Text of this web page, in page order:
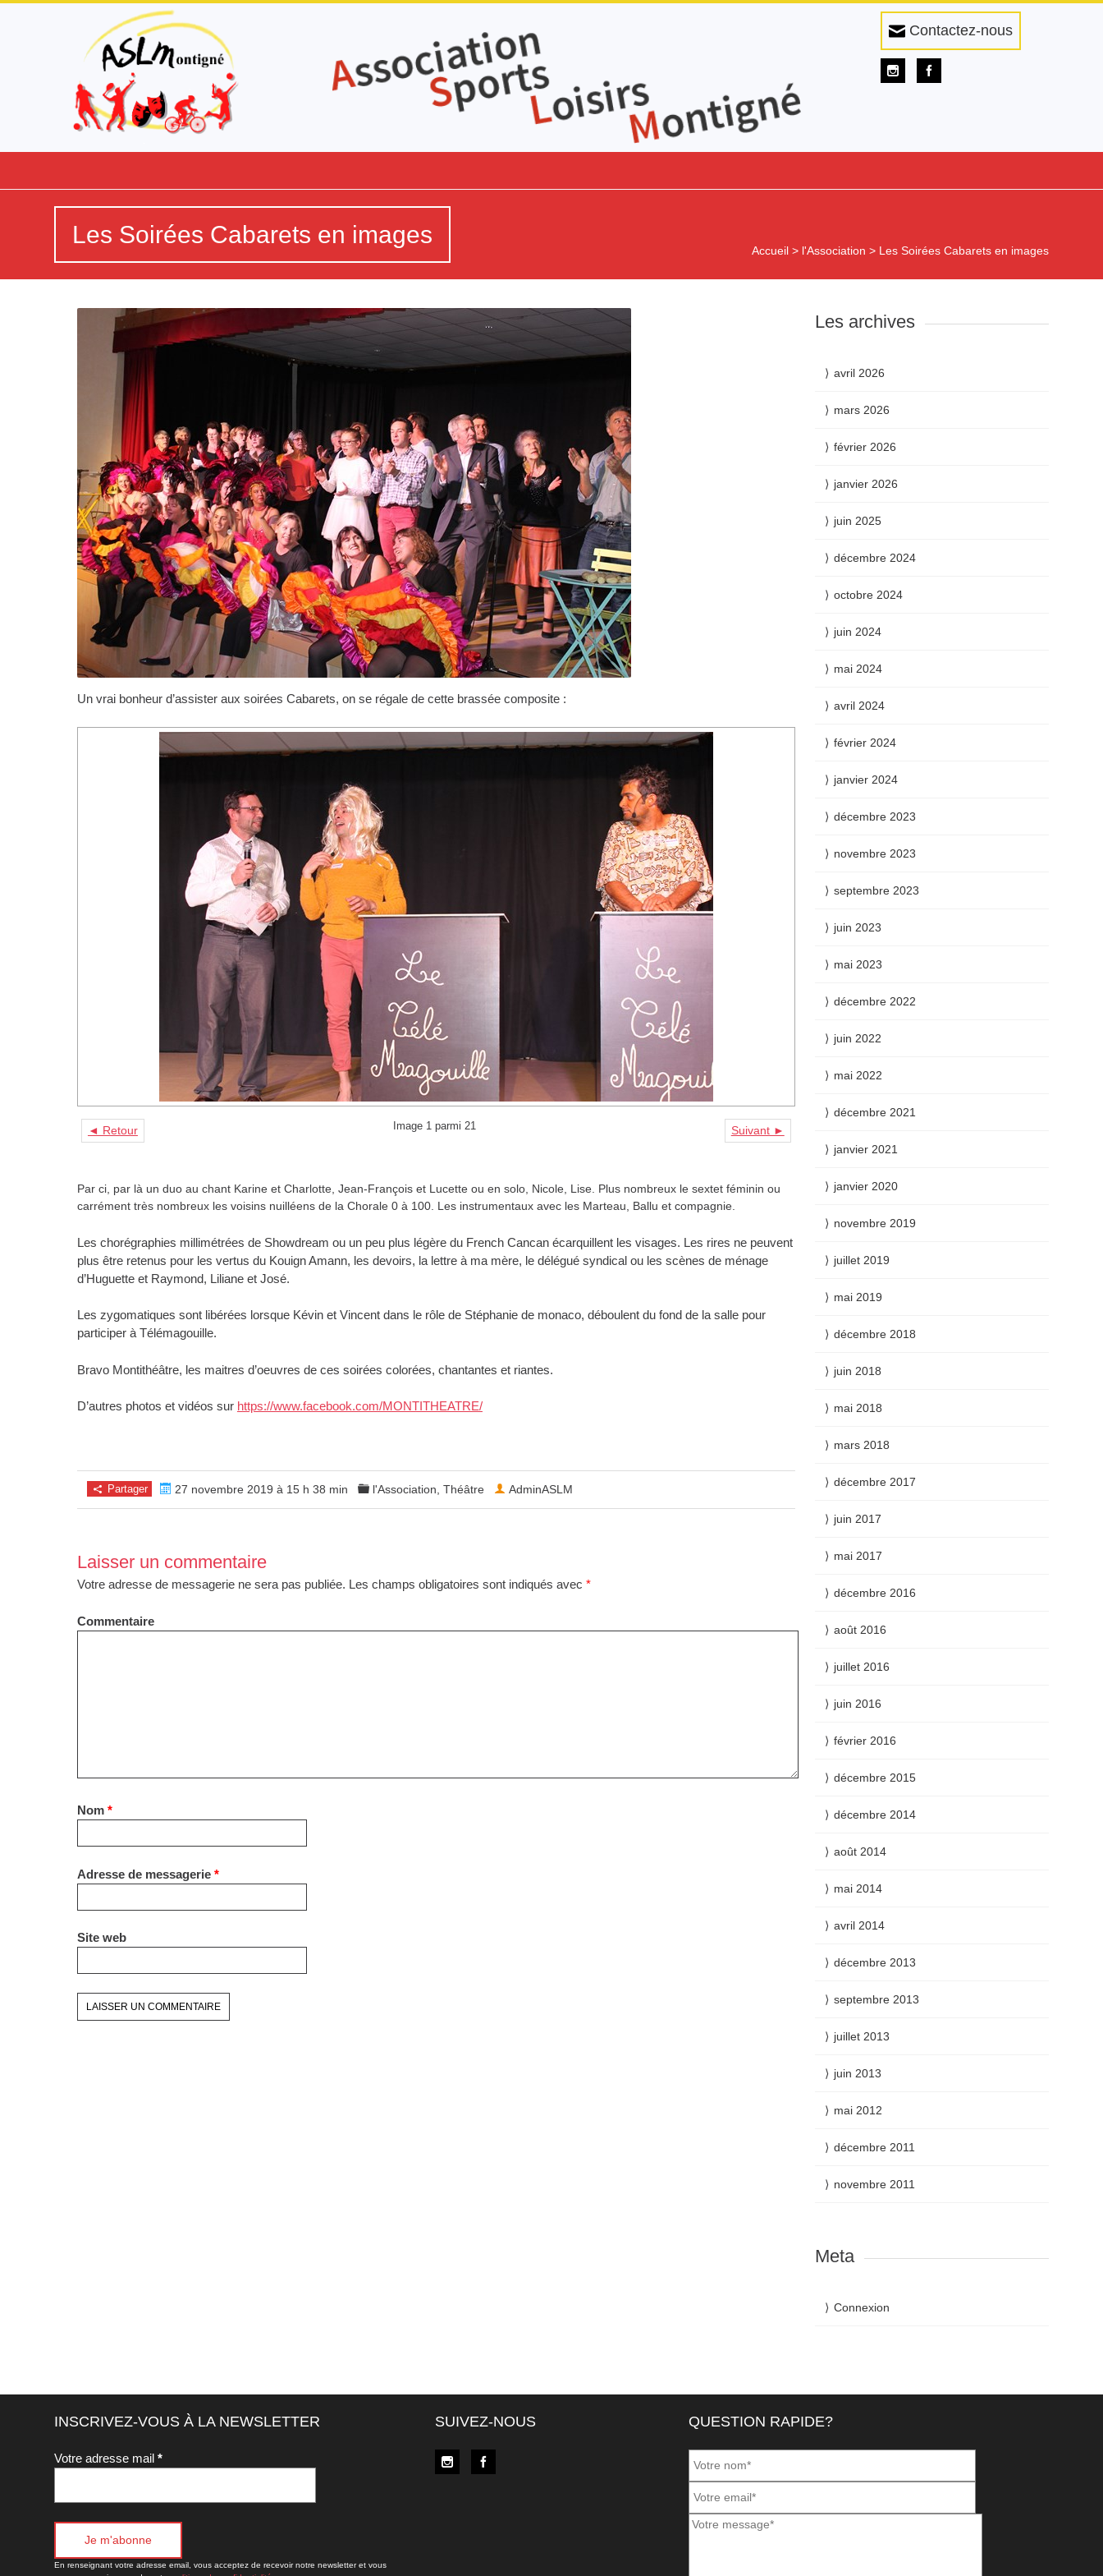
Contactez-nous
Les Soirées Cabarets en images
Accueil> l'Association > Les Soirées Cabarets en images
Un vrai bonheur d’assister aux soirées Cabarets, on se régale de cette brassée composite :
◄ Retour Suivant ►
Image 1 parmi 21
Par ci, par là un duo au chant Karine et Charlotte, Jean-François et Lucette ou en solo, Nicole, Lise. Plus nombreux le sextet féminin ou
carrément très nombreux les voisins nuilléens de la Chorale 0 à 100. Les instrumentaux avec les Marteau, Ballu et compagnie.
Les chorégraphies millimétrées de Showdream ou un peu plus légère du French Cancan écarquillent les visages. Les rires ne peuvent
plus être retenus pour les vertus du Kouign Amann, les devoirs, la lettre à ma mère, le délégué syndical ou les scènes de ménage
d’Huguette et Raymond, Liliane et José.
Les zygomatiques sont libérées lorsque Kévin et Vincent dans le rôle de Stéphanie de monaco, déboulent du fond de la salle pour
participer à Télémagouille.
Bravo Montithéâtre, les maitres d’oeuvres de ces soirées colorées, chantantes et riantes.
D’autres photos et vidéos sur https://www.facebook.com/MONTITHEATRE/
Partager 27 novembre 2019 à 15 h 38 min l'Association Théâtre AdminASLM
Laisser un commentaire
Votre adresse de messagerie ne sera pas publiée. Les champs obligatoires sont indiqués avec *
Commentaire
Nom *
Adresse de messagerie *
Site web
Les archives
avril 2026
mars 2026
février 2026
janvier 2026
juin 2025
décembre 2024
octobre 2024
juin 2024
mai 2024
avril 2024
février 2024
janvier 2024
décembre 2023
novembre 2023
septembre 2023
juin 2023
mai 2023
décembre 2022
juin 2022
mai 2022
décembre 2021
janvier 2021
janvier 2020
novembre 2019
juillet 2019
mai 2019
décembre 2018
juin 2018
mai 2018
mars 2018
décembre 2017
juin 2017
mai 2017
décembre 2016
août 2016
juillet 2016
juin 2016
février 2016
décembre 2015
décembre 2014
août 2014
mai 2014
avril 2014
décembre 2013
septembre 2013
juillet 2013
juin 2013
mai 2012
décembre 2011
novembre 2011
Meta
Connexion
INSCRIVEZ-VOUS À LA NEWSLETTER
Votre adresse mail*
En renseignant votre adresse email, vous acceptez de recevoir notre newsletter et vous
SUIVEZ-NOUS QUESTION RAPIDE?